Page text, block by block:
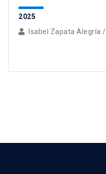
2025
Isabel Zapata Alegría /